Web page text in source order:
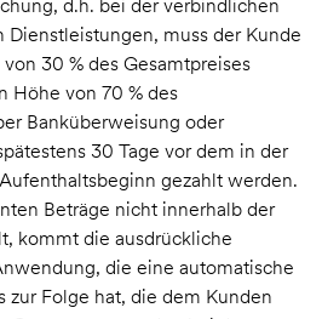
d.h. bei der verbindlichen
Dienstleistungen, muss der Kunde
30 % des Gesamtpreises
Höhe von 70 % des
Banküberweisung oder
30 Tage vor dem in der
gezahlt werden.
Beträge nicht innerhalb der
kommt die ausdrückliche
die eine automatische
zur Folge hat, die dem Kunden